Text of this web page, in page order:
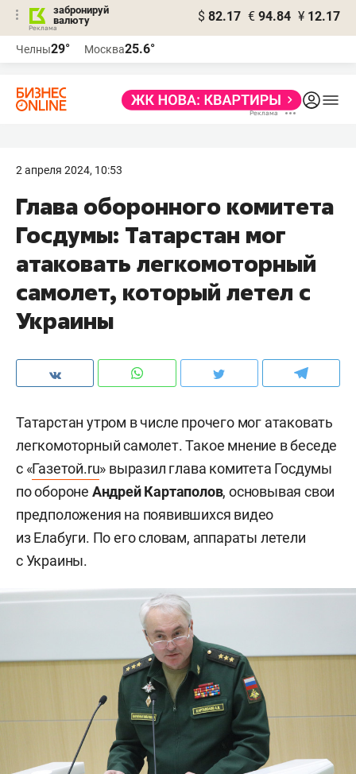
забронируй
валюту
$ 82.17 € 94.84 ¥ 12.17
Челны29° Москва25.6°
2 апреля 2024, 10:53
Глава оборонного комитета
Госдумы: Татарстан мог
атаковать легкомоторный
самолет, который летел с
Украины
Татарстан утром в числе прочего мог атаковать
легкомоторный самолет. Такое мнение в беседе
с «Газетой.ru» выразил глава комитета Госдумы
по обороне Андрей Картаполов, основывая свои
предположения на появившихся видео
из Елабуги. По его словам, аппараты летели
с Украины.